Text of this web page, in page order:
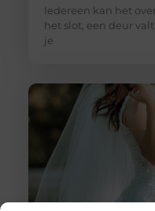
Iedereen kan het
het slot, een deur
je